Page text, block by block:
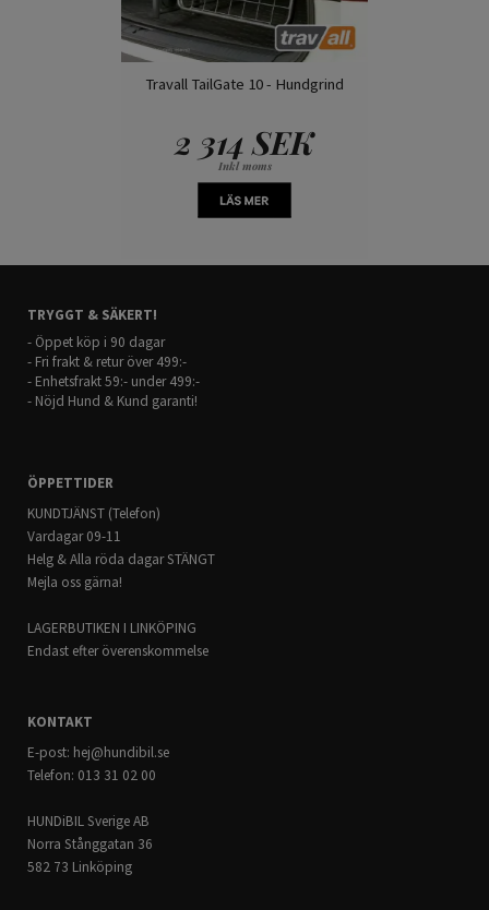
Travall TailGate 10 - Hundgrind
2 314 SEK
Inkl moms
TRYGGT & SÄKERT!
- Öppet köp i 90 dagar
- Fri frakt & retur över 499:-
- Enhetsfrakt 59:- under 499:-
- Nöjd Hund & Kund garanti!
ÖPPETTIDER
KUNDTJÄNST (Telefon)
Vardagar 09-11
Helg & Alla röda dagar STÄNGT
Mejla oss gärna!
LAGERBUTIKEN I LINKÖPING
Endast efter överenskommelse
KONTAKT
E-post: hej@hundibil.se
Telefon: 013 31 02 00
HUNDiBIL Sverige AB
Norra Stånggatan 36
582 73 Linköping